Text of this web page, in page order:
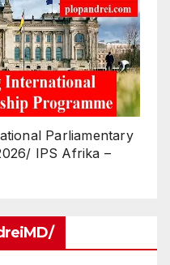
Parliamentary
IPS Afrika –